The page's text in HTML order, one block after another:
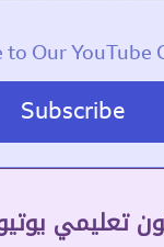
to Our YouTube
Subscribe
تعلیمي